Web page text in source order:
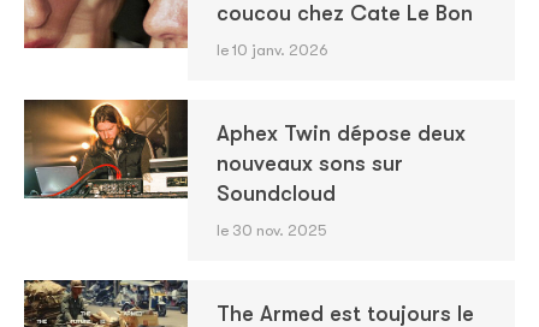
coucou chez Cate Le Bon
le 10 janv. 2026
Aphex Twin dépose deux
nouveaux sons sur
Soundcloud
le 30 nov. 2025
The Armed est toujours le